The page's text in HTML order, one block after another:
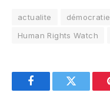
actualite démocratie
Human Rights Watch
FacebookTwitter